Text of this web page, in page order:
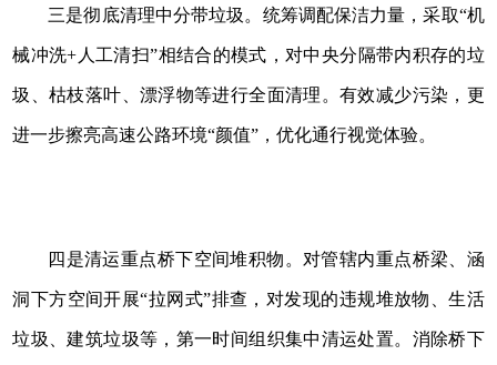
三是彻底清理中分带垃圾。统筹调配保洁力量，采取“机
械冲洗+人工清扫”相结合的模式，对中央分隔带内积存的垃
圾、枯枝落叶、漂浮物等进行全面清理。有效减少污染，更
进一步擦亮高速公路环境“颜值”，优化通行视觉体验。
四是清运重点桥下空间堆积物。对管辖内重点桥梁、涵
洞下方空间开展“拉网式”排查，对发现的违规堆放物、生活
垃圾、建筑垃圾等，第一时间组织集中清运处置。消除桥下